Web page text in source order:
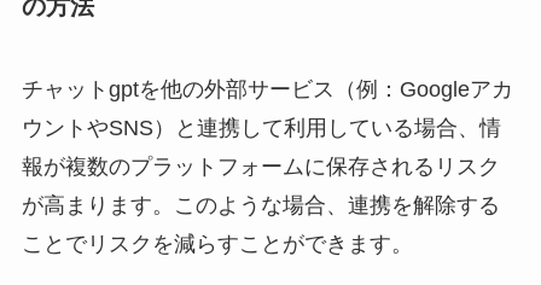
の方法
チャットgptを他の外部サービス（例：Googleアカ
ウントやSNS）と連携して利用している場合、情
報が複数のプラットフォームに保存されるリスク
が高まります。このような場合、連携を解除する
ことでリスクを減らすことができます。